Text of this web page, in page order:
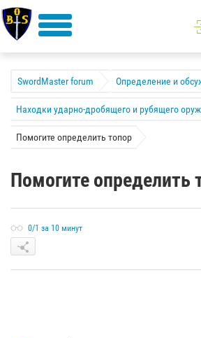
SwordMaster forum Определение и
Находки ударно-дробящего и рубящего
Помогите определить топор
Помогите определить
0/1 за 10 минут